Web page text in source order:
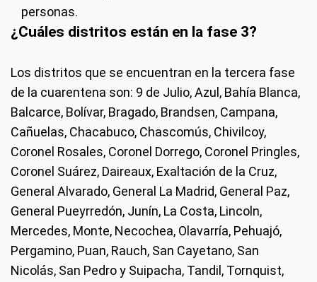
personas.
¿Cuáles distritos están en la fase 3?
Los distritos que se encuentran en la tercera fase
de la cuarentena son: 9 de Julio, Azul, Bahía Blanca,
Balcarce, Bolívar, Bragado, Brandsen, Campana,
Cañuelas, Chacabuco, Chascomús, Chivilcoy,
Coronel Rosales, Coronel Dorrego, Coronel Pringles,
Coronel Suárez, Daireaux, Exaltación de la Cruz,
General Alvarado, General La Madrid, General Paz,
General Pueyrredón, Junín, La Costa, Lincoln,
Mercedes, Monte, Necochea, Olavarría, Pehuajó,
Pergamino, Puan, Rauch, San Cayetano, San
Nicolás, San Pedro y Suipacha, Tandil, Tornquist,